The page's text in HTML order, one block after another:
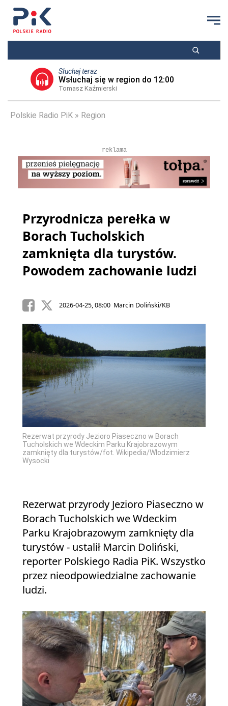
Słuchaj teraz
Wsłuchaj się w region do 12:00
Tomasz Kaźmierski
Polskie Radio PiK Region
reklama
Przyrodnicza perełka w
Borach Tucholskich
zamknięta dla turystów.
Powodem zachowanie ludzi
2026-04-25, 08:00 Marcin Doliński/KB
Rezerwat przyrody Jezioro Piaseczno w Borach
Tucholskich we Wdeckim Parku Krajobrazowym
zamknięty dla turystów/fot. Wikipedia/Włodzimierz
Wysocki
Rezerwat przyrody Jezioro Piaseczno w
Borach Tucholskich we Wdeckim
Parku Krajobrazowym zamknięty dla
turystów - ustalił Marcin Doliński,
reporter Polskiego Radia PiK. Wszystko
przez nieodpowiedzialne zachowanie
ludzi.